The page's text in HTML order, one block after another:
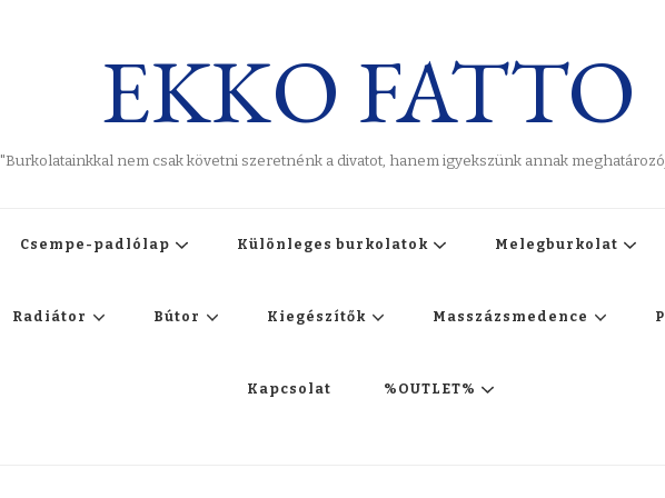
EKKO FATTO
"Burkolatainkkal nem csak követni szeretnénk a divatot, hanem igyekszünk annak
Csempe-padlólap Különleges burkolatok Melegburkolat
Radiátor Bútor Kiegészítők Masszázsmedence
Kapcsolat %OUTLET%